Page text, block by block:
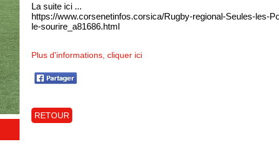
La suite ici ...
https://www.corsenetinfos.corsica/Rugby-regional-Seules-les-
le-sourire_a81686.html
Plus d'informations, cliquer ici
RETOUR